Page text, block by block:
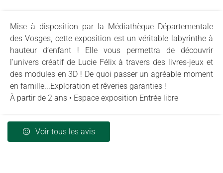
Mise à disposition par la Médiathèque Départementale
des Vosges, cette exposition est un véritable labyrinthe à
hauteur d’enfant ! Elle vous permettra de découvrir
l’univers créatif de Lucie Félix à travers des livres-jeux et
des modules en 3D ! De quoi passer un agréable moment
en famille...Exploration et rêveries garanties !
À partir de 2 ans • Espace exposition Entrée libre
Voir tous les avis